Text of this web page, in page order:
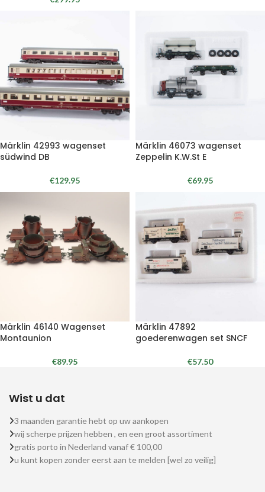
Märklin 42993 wagenset
südwind DB
€129.95
Märklin 46073 wagenset
Zeppelin K.W.St E
€69.95
Märklin 46140 Wagenset
Montaunion
€89.95
Märklin 47892
goederenwagen set SNCF
€57.50
Wist u dat
3 maanden garantie hebt op uw aankopen
wij scherpe prijzen hebben , en een groot assortiment
gratis porto in Nederland vanaf € 100,00
u kunt kopen zonder eerst aan te melden [wel zo veilig]